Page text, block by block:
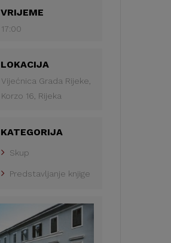
VRIJEME
17:00
LOKACIJA
Vijećnica Grada Rijeke,
Korzo 16, Rijeka
KATEGORIJA
Skup
Predstavljanje knjige